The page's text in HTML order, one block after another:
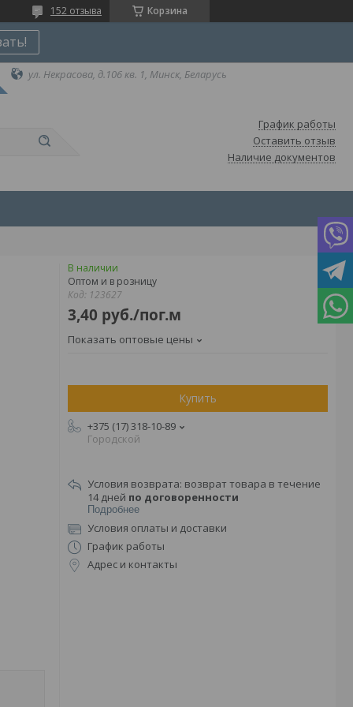
Корзина
152 отзыва
ул. Некрасова, д.106 кв. 1, Минск, Беларусь
График работы
Оставить отзыв
Наличие документов
В наличии
Оптом и в розницу
Код: 123627
3,40 руб./пог.м
Показать оптовые цены
Купить
+375 (17) 318-10-89
Городской
возврат товара в течение
14 дней по договоренности
Подробнее
Условия оплаты и доставки
График работы
Адрес и контакты